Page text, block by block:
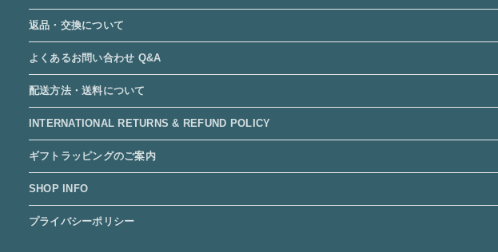
返品・交換について
よくあるお問い合わせ Q&A
配送方法・送料について
INTERNATIONAL RETURNS & REFUND POLICY
ギフトラッピングのご案内
SHOP INFO
プライバシーポリシー